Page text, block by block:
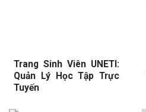
Trang Sinh Viên UNETI:
Quản Lý Học Tập Trực
Tuyến